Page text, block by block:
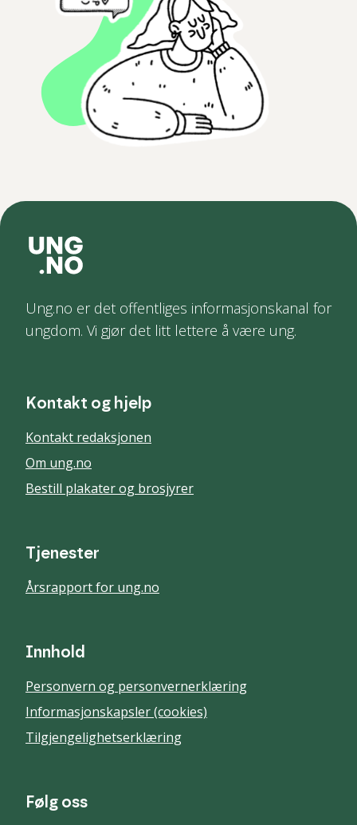
Ung.no er det offentliges informasjonskanal for
ungdom. Vi gjør det litt lettere å være ung.
Kontakt og hjelp
Kontakt redaksjonen
Om ung.no
Bestill plakater og brosjyrer
Tjenester
Årsrapport for ung.no
Innhold
Personvern og personvernerklæring
Informasjonskapsler (cookies)
Tilgjengelighetserklæring
Følg oss